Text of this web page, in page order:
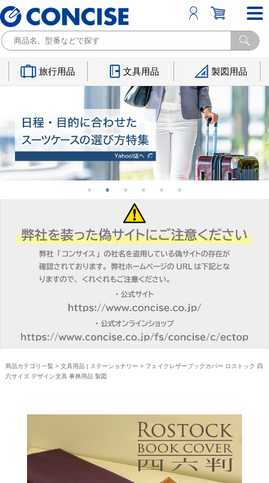
旅行用品 文具用品 製図用品
商品カテゴリ一覧 > 文具用品 | ステーショナリー > フェイクレザーブックカバー ロストック 四
六サイズ デザイン文具 事務用品 製図